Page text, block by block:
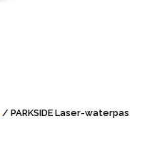
/ PARKSIDE Laser-waterpas